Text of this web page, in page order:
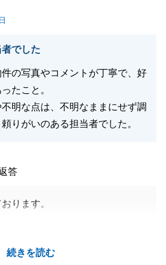
き合われている証拠であり、私
した。
た」というお言葉をいただけ
に大変光栄に思います。
ましたが、お住まいになられて
とや、お困り事がございました
心よりお祈り申し上げます。
閉じる
でした
の写真やコメントが丁寧で、好
たこと。
明な点は、不明なままにせず調
りがいのある担当者でした。
続きを読む
答
ります。
た日から早約３か月での高値早